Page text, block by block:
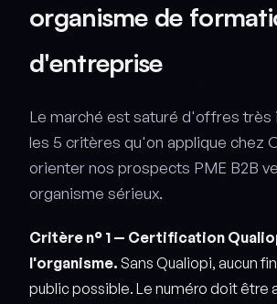
organisme de
d'entreprise
Le marché est saturé d'offres très
les 5 critères qu'on applique chez
orienter nos prospects PME B2B
organisme sérieux.
Critère n° 1 — Certification
l'organisme. Sans Qualiopi, aucun
public possible. Le numéro doit être